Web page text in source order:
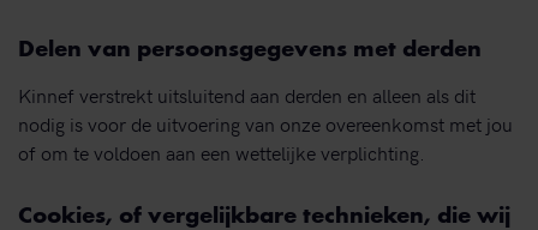
Delen van persoonsgegevens met derden
Kinnef verstrekt uitsluitend aan derden en alleen als dit
nodig is voor de uitvoering van onze overeenkomst met jou
of om te voldoen aan een wettelijke verplichting.
Cookies, of vergelijkbare technieken, die wij